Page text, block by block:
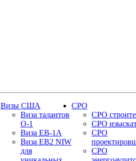
Визы США
Виза талантов
О-1
Виза EB-1A
Виза EB2 NIW
для
СРО
СРО
СРО
СРО
СРО